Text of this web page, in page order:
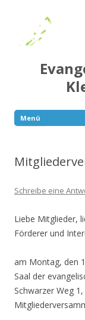
Menü
Schreibe eine
Liebe Mitglieder,
Förderer und
am Montag, den
Saal der
Schwarzer Weg